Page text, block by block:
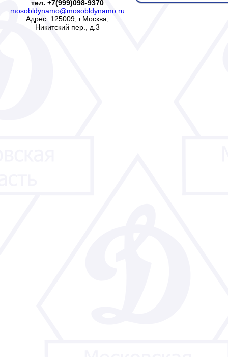
тел. +7(999)098-9370
mosobldynamo@mosobldynamo.ru
Адрес: 125009, г.Москва,
Никитский пер., д.3